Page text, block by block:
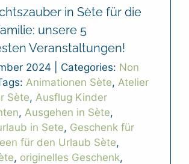
in Sète für die
unsere 5
Veranstaltungen!
2024 Categories: Non
Animationen Sète, Atelier
Sète, Ausflug Kinder
, Ausgehen in Sète,
in Sete, Geschenk für
für den Urlaub Sète,
, originelles Geschenk,